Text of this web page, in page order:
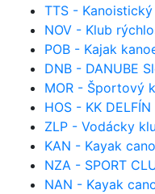
TTS -
NOV - Klub
POB - Kajak
DNB - DANUBE
MOR - Športový
HOS - KK
ZLP - Vodácky
KAN - Kayak
NZA - SPORT
NAN - Kayak